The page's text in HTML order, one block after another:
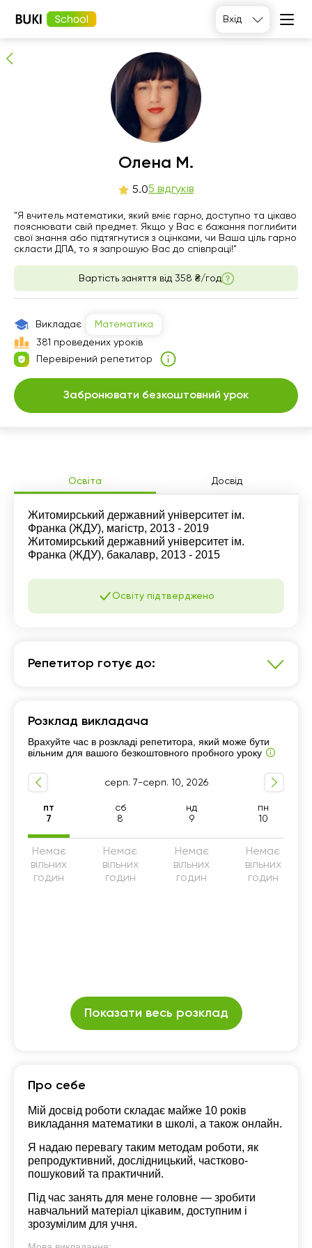
Вхід
Олена М. людей рекомендують
Освіта Досвід
Житомирський державний університет ім.
Франка (ЖДУ), магістр, 2013 - 2019
Житомирський державний університет ім.
Франка (ЖДУ), бакалавр, 2013 - 2015
Освіту підтверджено
Репетитор готує до:
7 - 9-й класи Підготовка до ДПА (9 клас)
5 - 6-й класи
Розклад викладача
Врахуйте час в розкладі репетитора, який може бути
вільним для вашого безкоштовного пробного уроку
серп. 7-серп. 10, 2026
пт
7
сб
8
нд
9
пн
10
Немає
вільних
годин
Немає
вільних
годин
Немає
вільних
годин
Немає
вільних
годин
Показати весь розклад
Про себе
Мій досвід роботи складає майже 10 років
викладання математики в школі, а також онлайн.
Я надаю перевагу таким методам роботи, як
репродуктивний, дослідницький, частково-
пошуковий та практичний.
Під час занять для мене головне — зробити
навчальний матеріал цікавим, доступним і
зрозумілим для учня.
Олена М.
5.05 відгуків
"Я вчитель математики, який вміє гарно, доступно та цікаво
пояснювати свій предмет. Якщо у Вас є бажання поглибити
свої знання або підтягнутися з оцінками, чи Ваша ціль гарно
скласти ДПА, то я запрошую Вас до співпраці!"
Вартість заняття від 358 ₴/год
Викладає
Математика
381 проведених уроків
Перевірений репетитор
Забронювати безкоштовний урок
сб
нд
Немає
вільних
годин
Немає
вільних
годин
Немає
вільних
годин
Немає
годин